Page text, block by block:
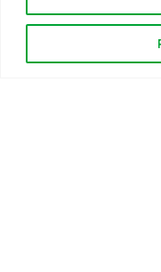
Solicitud Catálogo